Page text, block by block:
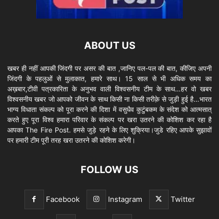
ABOUT US
खबर ही नहीं आपकी जिंदगी पर असर की बात ,जानिए पल-पल की बात, कीजिए अपनी
जिंदगी के पहलुओं से मुलाकात, हमारे साथ। 15 साल से भी अधिक समय का
अख़बार,टीवी पत्रकारिता के अनुभव वाली विश्वसनीय टीम के साथ…हर वो खबर
विश्वसनीय खबर जो आपको जीवन के साथ किसी ना किसी तरीक़े से जुड़ी हुई है…भारत
भाग्य विधाता संकल्प को पूरा करने की दिशा में वसुधैव कुटुंबकम के संदेश को आत्मसात्
करते हुए पूरा विश्व हमारा परिवार के संकल्प पर खरा उतरने की कोशिश कर रहा है
आपका The Fire Post. हमसे जुड़े रहने के लिए शुक्रिया।जुडे रहिए आपके सुझावों
पर हमारी टीम पूरी तरह खरा उतरने की कोशिश करेगी।
FOLLOW US
Facebook Instagram Twitter